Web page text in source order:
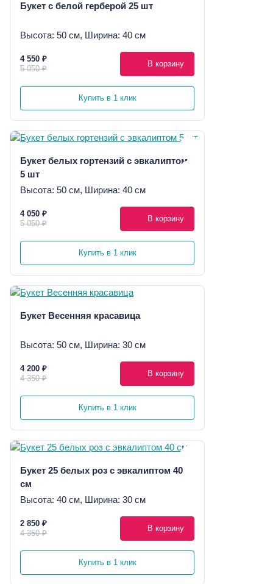
Букет с белой герберой 25 шт
Высота: 50 см, Ширина: 40 см
4 550 ₽
5 050 ₽
В корзину
Купить в 1 клик
Букет белых гортензий с эвкалиптом
5 шт
Высота: 50 см, Ширина: 40 см
4 050 ₽
5 050 ₽
В корзину
Купить в 1 клик
Букет Весенняя красавица
Высота: 50 см, Ширина: 30 см
4 200 ₽
4 350 ₽
В корзину
Купить в 1 клик
Букет 25 белых роз с эвкалиптом 40
см
Высота: 40 см, Ширина: 30 см
2 850 ₽
4 350 ₽
В корзину
Купить в 1 клик